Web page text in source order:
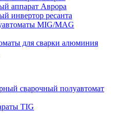
аппарат Аврора
инвертор ресанта
MIG/MAG
для сварки алюминия
сварочный полуавтомат
TIG